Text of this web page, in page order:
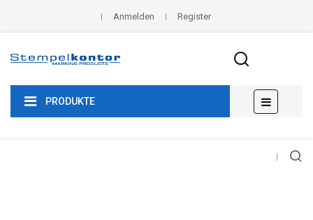
Anmelden Register
PRODUKTE
der
☰